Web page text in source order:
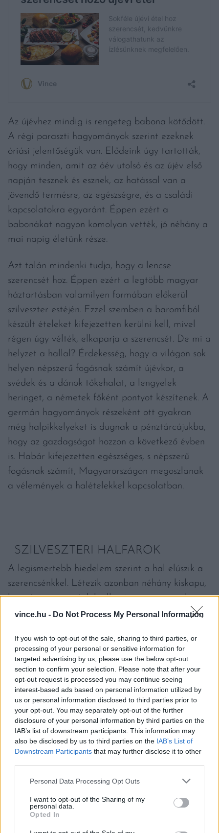
vince.hu - Do Not Process My Personal Information
If you wish to opt-out of the sale, sharing to third parties, or
processing of your personal or sensitive information for
targeted advertising by us, please use the below opt-out
section to confirm your selection. Please note that after your
opt-out request is processed you may continue seeing
interest-based ads based on personal information utilized by
us or personal information disclosed to third parties prior to
your opt-out. You may separately opt-out of the further
disclosure of your personal information by third parties on the
IAB’s list of downstream participants. This information may
also be disclosed by us to third parties on the IAB’s List of
Downstream Participants that may further disclose it to other
Please note that this website/app uses one or more Google
not limited to your visit or usage behaviour. You may click to
grant or deny consent to Google and its third-party tags to
use your data for below specified purposes in below Google
consent section.
Personal Data Processing Opt Outs
I want to opt-out of the Sharing of my
personal data.
Opted In
Az újévhez mindig is rengeteg babona kötődött.
A régi paraszti hagyományok szerint ezeknek
óriási jelentőségük van. Elődeink úgy tartották,
hogy minden, amit az óév utolsó és az újév első
napján tesznek és esznek, az hatással van a
jövendő termésre, az egészségre, és a családi
kapcsolatokra egyaránt. Éppen ezért a
babonákat nagyon komolyan vették, jó néhány a
mai napig életünk része.
Azt talán mindenki tudja, hogy a lencse
szerencsét hoz. Éppen ezért a legtöbb magyar
háztartásban valamilyen formában előkerül
szilveszter estéjén. Ezzel szemben a baromfiból
készült ételeket kifejezetten kerülni kell, mivel
régen úgy vélték, elkaparja a szerencsét. De mi a
helyzet a hallal? Érdekesség, hogy a világon sok
helyen népszerű fogásnak számít újévkor, a
svédek és a dánok tőkehalat, a lengyelek
heringet, a németek főként pontyot készítenek. A
germán hagyományok részeként ott gyakran
még halpikkelyeket is dugnak a pénztárcájukba,
hogy az gazdagságot hozzon a következő évben
is. Habár kifejezetten egészséges, s népszerű
fogásnak számít, Magyarországon megoszlanak
a vélemények a halételekkel kapcsolatban.
SZILVESZTERI HALFAROK
A legismertebb hiedelem szerint a hal elúszik a
szerencsénkkel. Létezik azonban néhány kiskapu,
ha mégis szeretnénk beilleszteni a menüsorba.
Egyes babonák szerint az év utolsó napján még
szerencsés, mivel azzal együtt minden gondunk,
ami az óévben történt, elúszik.
Ha azonban éjfél üt az óra, hagyjunk fel a hal
fogyasztásával. Ekkor érvénybe lép a babona,
miszerint elúszik vele a szerencsénk, amit nyálkás,
nehezen megfogható teste is jelképez. Néhány
helyen úgy tartják, ennek elejét vehetjük, ha a
farkától kezdjük el enni, így megakadályozzuk,
egész, a pikkelyek ugyanis mindig kizárólag
gazdagságot, bőséget hordoznak magukban és
balsors nem társul hozzájuk.